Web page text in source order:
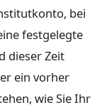
bei
festgelegte
dieser Zeit
ein vorher
wie Sie Ihr